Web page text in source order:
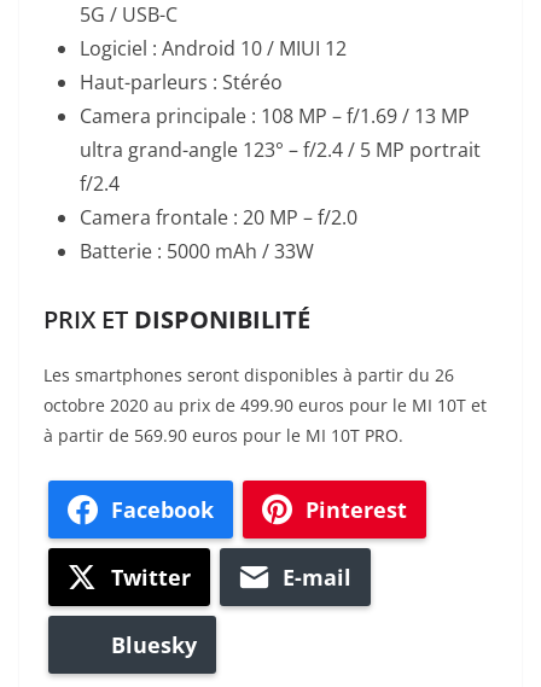
5G / USB-C
Logiciel : Android 10 / MIUI 12
Haut-parleurs : Stéréo
Camera principale : 108 MP – f/1.69 / 13 MP
ultra grand-angle 123° – f/2.4 / 5 MP portrait
f/2.4
Camera frontale : 20 MP – f/2.0
Batterie : 5000 mAh / 33W
PRIX ET DISPONIBILITÉ
Les smartphones seront disponibles à partir du 26
octobre 2020 au prix de 499.90 euros pour le MI 10T et
à partir de 569.90 euros pour le MI 10T PRO.
Facebook Pinterest
Twitter E-mail
Bluesky